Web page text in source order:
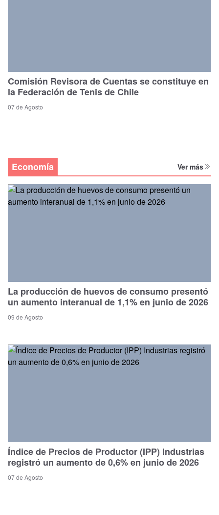
Comisión Revisora de Cuentas se constituye en
la Federación de Tenis de Chile
07 de Agosto
Economía Ver más
La producción de huevos de consumo presentó
un aumento interanual de 1,1% en junio de 2026
09 de Agosto
Índice de Precios de Productor (IPP) Industrias
registró un aumento de 0,6% en junio de 2026
07 de Agosto